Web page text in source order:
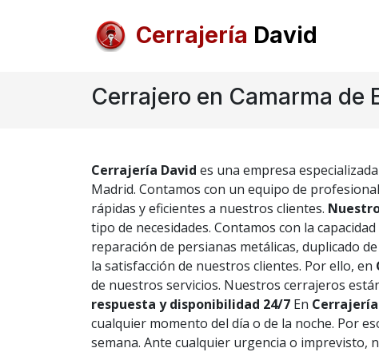
Cerrajería David
Cerrajero en Camarma de
Cerrajería David es una empresa
Madrid. Contamos con un equipo de
rápidas y eficientes a nuestros clientes.
tipo de necesidades. Contamos con la
reparación de persianas metálicas, duplicado
la satisfacción de nuestros clientes. Por ello, en
de nuestros servicios. Nuestros cerrajeros
respuesta y disponibilidad 24/7 En
cualquier momento del día o de la noche. Por
semana. Ante cualquier urgencia o imprevisto,